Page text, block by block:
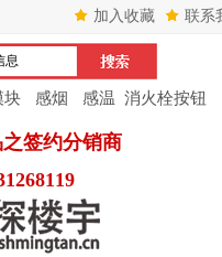
联系
加入收藏
块 感烟 感温 消火栓按钮
签约分销商